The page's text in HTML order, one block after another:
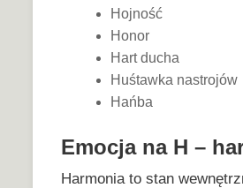
Hojność
Honor
Hart ducha
Huśtawka nastrojów
Hańba
Emocja na H –
Harmonia to stan